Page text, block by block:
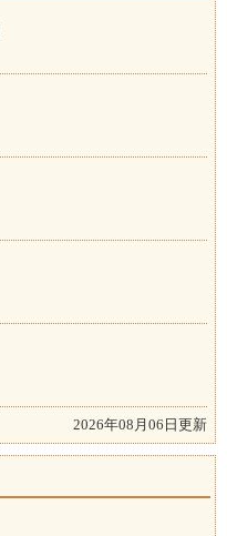
2026年08月06日更新